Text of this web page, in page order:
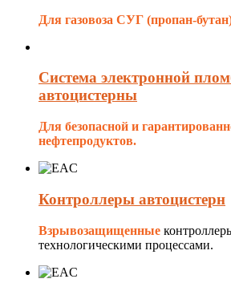
Для газовоза СУГ (пропан-
Система электронной
автоцистерны
Для безопасной и
нефтепродуктов.
Контроллеры автоцистерн
Взрывозащищенные
технологическими процессами.